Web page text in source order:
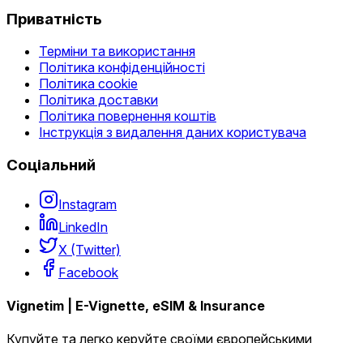
Приватність
Терміни та використання
Політика конфіденційності
Політика cookie
Політика доставки
Політика повернення коштів
Інструкція з видалення даних користувача
Соціальний
Instagram
LinkedIn
X (Twitter)
Facebook
Vignetim | E-Vignette, eSIM & Insurance
Купуйте та легко керуйте своїми європейськими